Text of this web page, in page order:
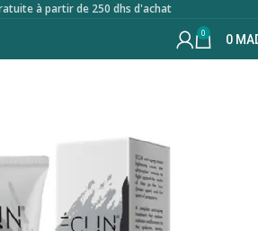
à partir de 250 dhs d'achat
0 0